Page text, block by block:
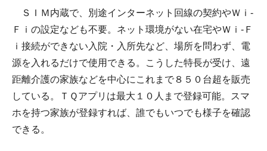
ＳＩＭ内蔵で、別途インターネット回線の契約やＷｉ-
Ｆｉの設定なども不要。ネット環境がない在宅やＷｉ-Ｆ
ｉ接続ができない入院・入所先など、場所を問わず、電
源を入れるだけで使用できる。こうした特長が受け、遠
距離介護の家族などを中心にこれまで８５０台超を販売
している。ＴＱアプリは最大１０人まで登録可能。スマ
ホを持つ家族が登録すれば、誰でもいつでも様子を確認
できる。